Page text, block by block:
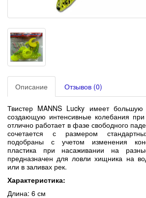
Описание Отзывов (0)
Твистер MANNS Lucky имеет большую
создающую интенсивные колебания
отлично работает в фазе свободного
сочетается с размером
подобраны с учетом изменения
пластика при насаживании на
предназначен для ловли хищника на
или в заливах рек.
Характеристика:
Длина: 6 см